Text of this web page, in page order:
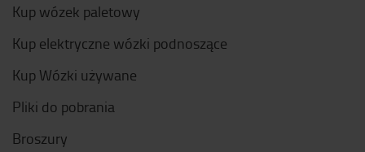
Kup wózek paletowy
Kup elektryczne wózki podnoszące
Kup Wózki używane
Pliki do pobrania
Broszury